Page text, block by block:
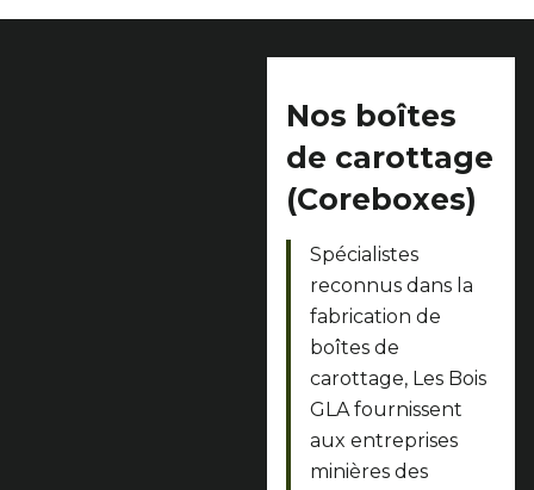
Nos boîtes
de carottage
(Coreboxes)
Spécialistes
reconnus dans la
fabrication de
boîtes de
carottage, Les Bois
GLA fournissent
aux entreprises
minières des